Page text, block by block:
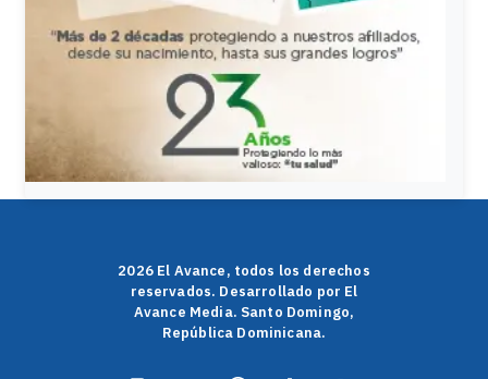
2026 El Avance, todos los derechos
reservados. Desarrollado por El
Avance Media. Santo Domingo,
República Dominicana.